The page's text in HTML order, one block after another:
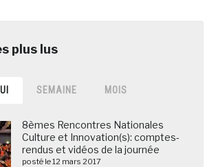
SEMAINE MOIS
8èmes Rencontres Nationales
Culture et Innovation(s): comptes-
rendus et vidéos de la journée
posté le 12 mars 2017